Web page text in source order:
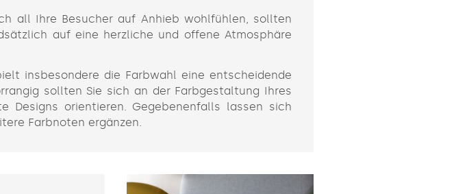
all Ihre Besucher auf Anhieb wohlfühlen, sollten
auf eine herzliche und offene Atmosphäre
insbesondere die Farbwahl eine entscheidende
sollten Sie sich an der Farbgestaltung Ihres
Designs orientieren. Gegebenenfalls lassen sich
Farbnoten ergänzen.